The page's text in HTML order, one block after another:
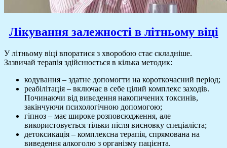
Лікування залежності в літньому віці
У літньому віці впоратися з хворобою стає складніше.
Зазвичай терапія здійснюється в кілька методик:
кодування – здатне допомогти на короткочасний період;
реабілітація – включає в себе цілий комплекс заходів.
Починаючи від виведення накопичених токсинів,
закінчуючи психологічною допомогою;
гіпноз – має широке розповсюдження, але
використовується тільки після висновку спеціаліста;
детоксикація – комплексна терапія, спрямована на
виведення алкоголю з організму пацієнта.